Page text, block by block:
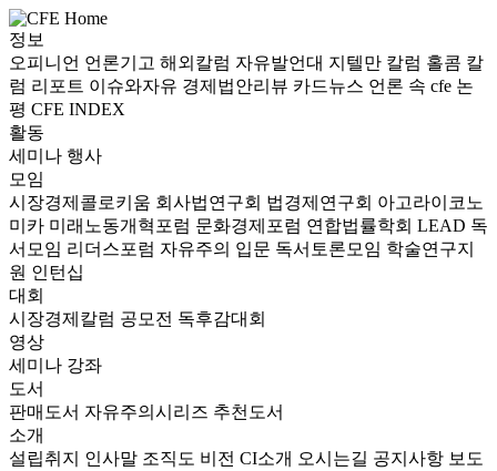
정보
오피니언 언론기고 해외칼럼 자유발언대 지텔만 칼럼 홀콤 칼
럼 리포트 이슈와자유 경제법안리뷰 카드뉴스 언론 속 cfe 논
평 CFE INDEX
활동
세미나 행사
모임
시장경제콜로키움 회사법연구회 법경제연구회 아고라이코노
미카 미래노동개혁포럼 문화경제포럼 연합법률학회 LEAD 독
서모임 리더스포럼 자유주의 입문 독서토론모임 학술연구지
원 인턴십
대회
시장경제칼럼 공모전 독후감대회
영상
세미나 강좌
도서
판매도서 자유주의시리즈 추천도서
소개
설립취지 인사말 조직도 비전 CI소개 오시는길 공지사항 보도